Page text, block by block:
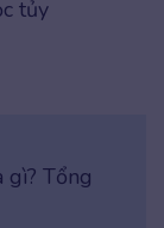
tủy
gì? Tổng